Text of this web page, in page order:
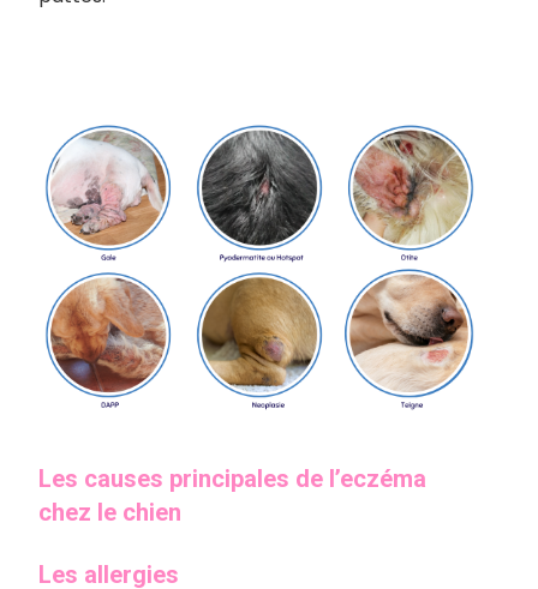
Les causes principales de l’eczéma
chez le chien
Les allergies